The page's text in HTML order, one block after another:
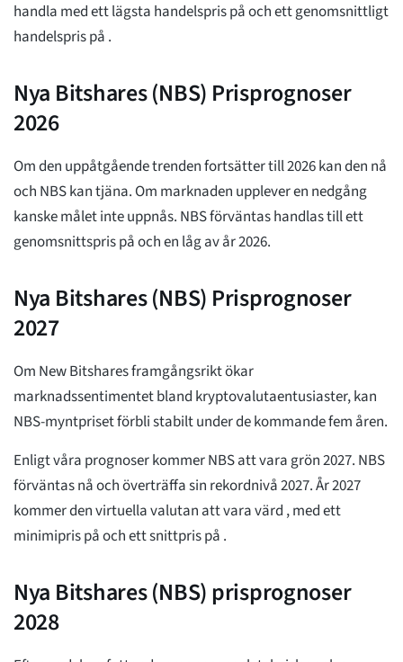
handla med ett lägsta handelspris påoch ett genomsnittligt
handelspris på .
Nya Bitshares (NBS) Prisprognoser
2026
Om den uppåtgående trenden fortsätter till 2026 kan den nå
och NBS kan tjäna. Om marknaden upplever en nedgång
kanske målet inte uppnås. NBS förväntas handlas till ett
genomsnittspris påoch en låg avår 2026.
Nya Bitshares (NBS) Prisprognoser
2027
Om New Bitshares framgångsrikt ökar
marknadssentimentet bland kryptovalutaentusiaster, kan
NBS-myntpriset förbli stabilt under de kommande fem åren.
Enligt våra prognoser kommer NBS att vara grön 2027. NBS
förväntas nå och överträffa sin rekordnivå 2027. År 2027
kommer den virtuella valutan att vara värd , med ett
minimipris påoch ett snittpris på .
Nya Bitshares (NBS) prisprognoser
2028